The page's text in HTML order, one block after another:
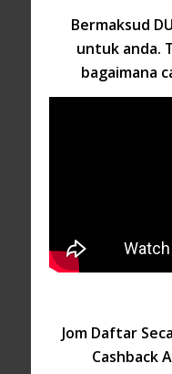
Bermaksud
untuk anda.
bagaimana
Jom Daftar
Cashback